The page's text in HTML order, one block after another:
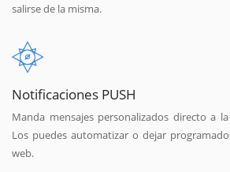
salirse de la misma.
Notificaciones PUSH
Manda mensajes personalizados directo a
Los puedes automatizar o dejar
web.